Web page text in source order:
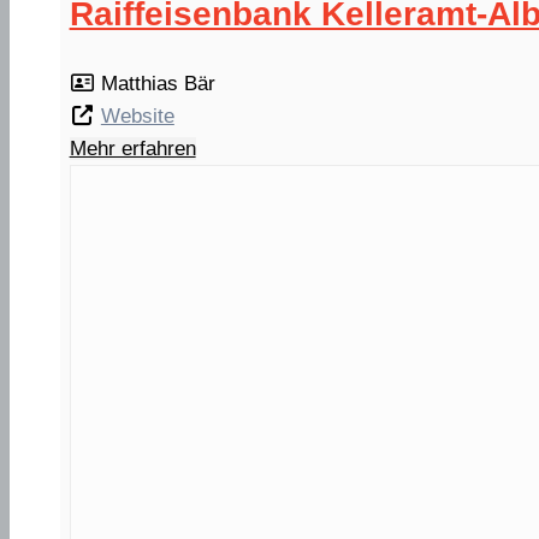
Raiffeisenbank Kelleramt-
Matthias Bär
Website
Mehr erfahren